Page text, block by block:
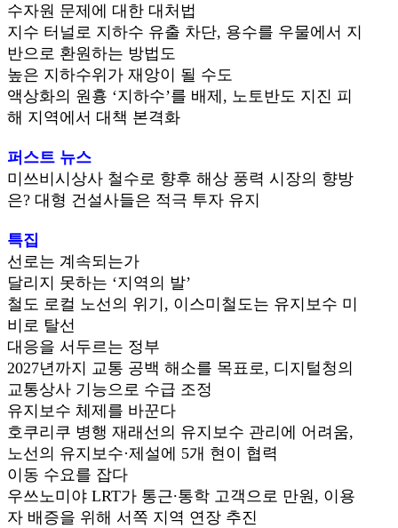
수자원 문제에 대한 대처법
지수 터널로 지하수 유출 차단, 용수를 우물에서 지
반으로 환원하는 방법도
높은 지하수위가 재앙이 될 수도
액상화의 원흉 ‘지하수’를 배제, 노토반도 지진 피
해 지역에서 대책 본격화
퍼스트 뉴스
미쓰비시상사 철수로 향후 해상 풍력 시장의 향방
은? 대형 건설사들은 적극 투자 유지
특집
선로는 계속되는가
달리지 못하는 ‘지역의 발’
철도 로컬 노선의 위기, 이스미철도는 유지보수 미
비로 탈선
대응을 서두르는 정부
2027년까지 교통 공백 해소를 목표로, 디지털청의
교통상사 기능으로 수급 조정
유지보수 체제를 바꾼다
호쿠리쿠 병행 재래선의 유지보수 관리에 어려움,
노선의 유지보수·제설에 5개 현이 협력
이동 수요를 잡다
우쓰노미야 LRT가 통근∙통학 고객으로 만원, 이용
자 배증을 위해 서쪽 지역 연장 추진